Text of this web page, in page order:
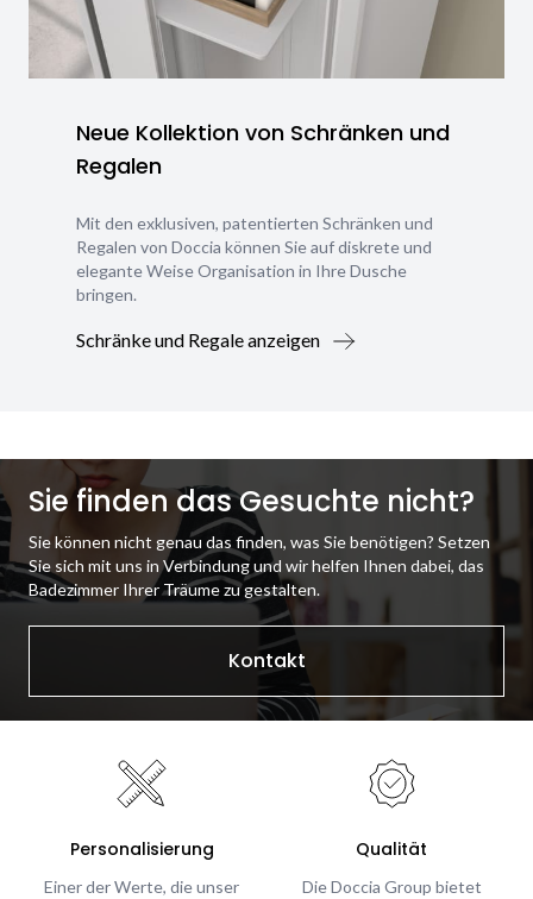
Neue Kollektion von Schränken und
Regalen
Mit den exklusiven, patentierten Schränken und
Regalen von Doccia können Sie auf diskrete und
elegante Weise Organisation in Ihre Dusche
bringen.
Schränke und Regale anzeigen
Sie finden das Gesuchte nicht?
Sie können nicht genau das finden, was Sie benötigen? Setzen
Sie sich mit uns in Verbindung und wir helfen Ihnen dabei, das
Badezimmer Ihrer Träume zu gestalten.
Kontakt
Personalisierung
Einer der Werte, die unser
Qualität
Die Doccia Group bietet